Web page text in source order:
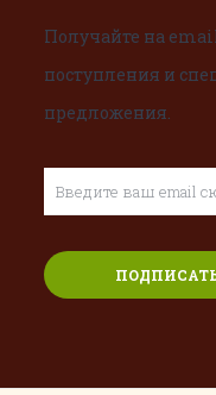
Получайте на
поступления и
предложения.